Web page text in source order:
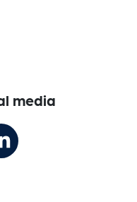
media